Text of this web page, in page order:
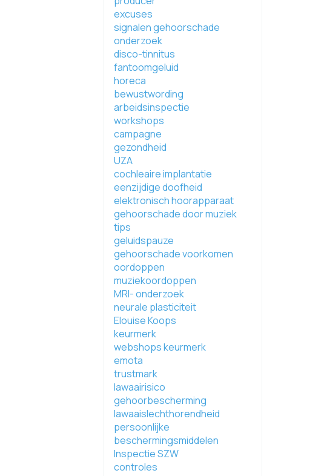
excuses
signalen gehoorschade
onderzoek
disco-tinnitus
fantoomgeluid
horeca
bewustwording
arbeidsinspectie
workshops
campagne
gezondheid
UZA
cochleaire implantatie
eenzijdige doofheid
elektronisch hoorapparaat
gehoorschade door muziek
tips
geluidspauze
gehoorschade voorkomen
oordoppen
muziekoordoppen
MRI- onderzoek
neurale plasticiteit
Elouise Koops
keurmerk
webshops keurmerk
emota
trustmark
lawaairisico
gehoorbescherming
lawaaislechthorendheid
persoonlijke
beschermingsmiddelen
Inspectie SZW
controles